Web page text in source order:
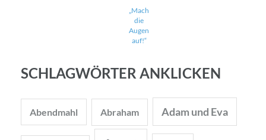
„Mach
die
Augen
auf!“
SCHLAGWÖRTER ANKLICKEN
Abendmahl Abraham Adam und Eva